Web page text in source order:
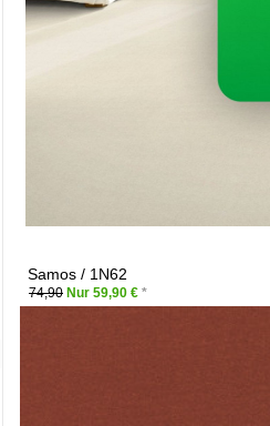
Samos / 1N62
74,90 Nur 59,90 € *